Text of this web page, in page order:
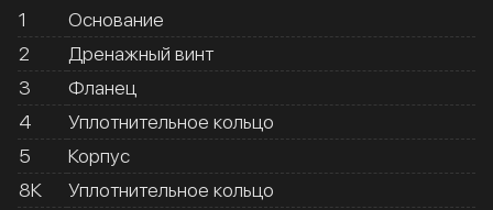
1
Основание
2
Дренажный винт
3
Фланец
4
Уплотнительное кольцо
5
Корпус
8К
Уплотнительное кольцо